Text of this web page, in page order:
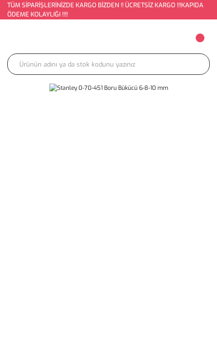
TÜM SİPARİŞLERİNİZDE KARGO BİZDEN !! ÜCRETSİZ KARGO !!!KAPIDA
ÖDEME KOLAYLIĞI !!!!